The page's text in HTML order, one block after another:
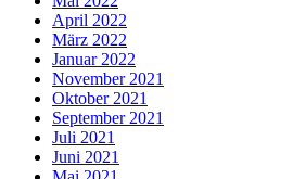
April 2022
März 2022
Januar 2022
November 2021
Oktober 2021
September 2021
Juli 2021
Juni 2021